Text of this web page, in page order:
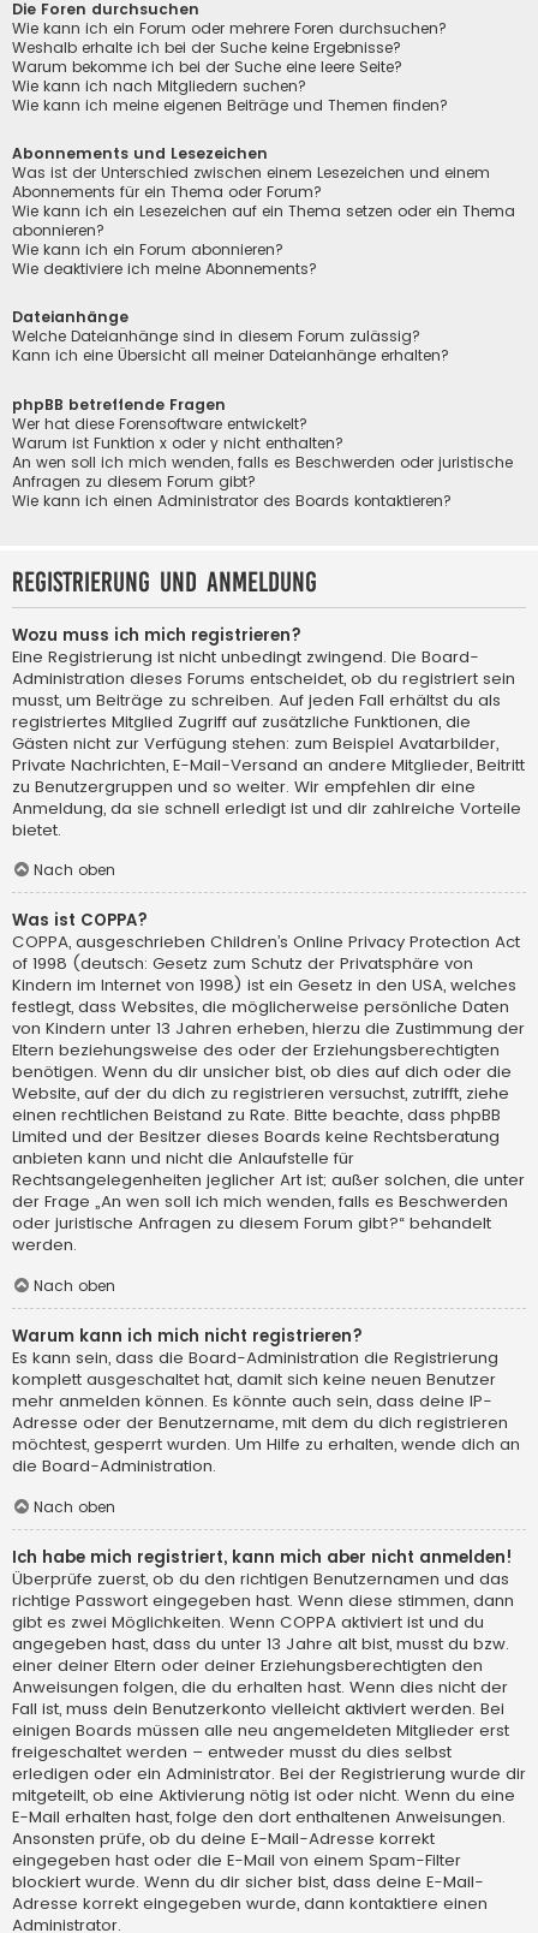
Die Foren durchsuchen
Wie kann ich ein Forum oder mehrere Foren durchsuchen?
Weshalb erhalte ich bei der Suche keine Ergebnisse?
Warum bekomme ich bei der Suche eine leere Seite?
Wie kann ich nach Mitgliedern suchen?
Wie kann ich meine eigenen Beiträge und Themen finden?
Abonnements und Lesezeichen
Was ist der Unterschied zwischen einem Lesezeichen und einem
Abonnements für ein Thema oder Forum?
Wie kann ich ein Lesezeichen auf ein Thema setzen oder ein Thema
abonnieren?
Wie kann ich ein Forum abonnieren?
Wie deaktiviere ich meine Abonnements?
Dateianhänge
Welche Dateianhänge sind in diesem Forum zulässig?
Kann ich eine Übersicht all meiner Dateianhänge erhalten?
phpBB betreffende Fragen
Wer hat diese Forensoftware entwickelt?
Warum ist Funktion x oder y nicht enthalten?
An wen soll ich mich wenden, falls es Beschwerden oder juristische
Anfragen zu diesem Forum gibt?
Wie kann ich einen Administrator des Boards kontaktieren?
Registrierung und Anmeldung
Wozu muss ich mich registrieren?
Eine Registrierung ist nicht unbedingt zwingend. Die Board-
Administration dieses Forums entscheidet, ob du registriert sein
musst, um Beiträge zu schreiben. Auf jeden Fall erhältst du als
registriertes Mitglied Zugriff auf zusätzliche Funktionen, die
Gästen nicht zur Verfügung stehen: zum Beispiel Avatarbilder,
Private Nachrichten, E-Mail-Versand an andere Mitglieder, Beitritt
zu Benutzergruppen und so weiter. Wir empfehlen dir eine
Anmeldung, da sie schnell erledigt ist und dir zahlreiche Vorteile
bietet.
Nach oben
Was ist COPPA?
COPPA, ausgeschrieben Children’s Online Privacy Protection Act
of 1998 (deutsch: Gesetz zum Schutz der Privatsphäre von
Kindern im Internet von 1998) ist ein Gesetz in den USA, welches
festlegt, dass Websites, die möglicherweise persönliche Daten
von Kindern unter 13 Jahren erheben, hierzu die Zustimmung der
Eltern beziehungsweise des oder der Erziehungsberechtigten
benötigen. Wenn du dir unsicher bist, ob dies auf dich oder die
Website, auf der du dich zu registrieren versuchst, zutrifft, ziehe
einen rechtlichen Beistand zu Rate. Bitte beachte, dass phpBB
Limited und der Besitzer dieses Boards keine Rechtsberatung
anbieten kann und nicht die Anlaufstelle für
Rechtsangelegenheiten jeglicher Art ist; außer solchen, die unter
der Frage „An wen soll ich mich wenden, falls es Beschwerden
oder juristische Anfragen zu diesem Forum gibt?“ behandelt
werden.
Nach oben
Warum kann ich mich nicht registrieren?
Es kann sein, dass die Board-Administration die Registrierung
komplett ausgeschaltet hat, damit sich keine neuen Benutzer
mehr anmelden können. Es könnte auch sein, dass deine IP-
Adresse oder der Benutzername, mit dem du dich registrieren
möchtest, gesperrt wurden. Um Hilfe zu erhalten, wende dich an
die Board-Administration.
Nach oben
Ich habe mich registriert, kann mich aber nicht anmelden!
Überprüfe zuerst, ob du den richtigen Benutzernamen und das
richtige Passwort eingegeben hast. Wenn diese stimmen, dann
gibt es zwei Möglichkeiten. Wenn COPPA aktiviert ist und du
angegeben hast, dass du unter 13 Jahre alt bist, musst du bzw.
einer deiner Eltern oder deiner Erziehungsberechtigten den
Anweisungen folgen, die du erhalten hast. Wenn dies nicht der
Fall ist, muss dein Benutzerkonto vielleicht aktiviert werden. Bei
einigen Boards müssen alle neu angemeldeten Mitglieder erst
freigeschaltet werden – entweder musst du dies selbst
erledigen oder ein Administrator. Bei der Registrierung wurde dir
mitgeteilt, ob eine Aktivierung nötig ist oder nicht. Wenn du eine
E-Mail erhalten hast, folge den dort enthaltenen Anweisungen.
Ansonsten prüfe, ob du deine E-Mail-Adresse korrekt
eingegeben hast oder die E-Mail von einem Spam-Filter
blockiert wurde. Wenn du dir sicher bist, dass deine E-Mail-
Adresse korrekt eingegeben wurde, dann kontaktiere einen
Administrator.